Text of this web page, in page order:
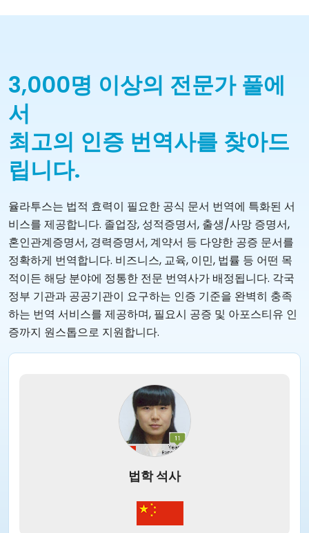
3,000명 이상의 전문가 풀에
서
최고의 인증 번역사를 찾아드
립니다.
율라투스는 법적 효력이 필요한 공식 문서 번역에 특화된 서
비스를 제공합니다. 졸업장, 성적증명서, 출생/사망 증명서,
혼인관계증명서, 경력증명서, 계약서 등 다양한 공증 문서를
정확하게 번역합니다. 비즈니스, 교육, 이민, 법률 등 어떤 목
적이든 해당 분야에 정통한 전문 번역사가 배정됩니다. 각국
정부 기관과 공공기관이 요구하는 인증 기준을 완벽히 충족
하는 번역 서비스를 제공하며, 필요시 공증 및 아포스티유 인
증까지 원스톱으로 지원합니다.
법학 석사